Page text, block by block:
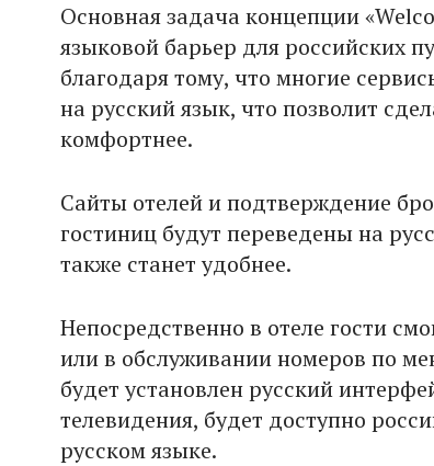
Основная задача концепции
языковой барьер для российских
благодаря тому, что многие
на русский язык, что позволит
комфортнее.
Сайты отелей и подтверждение
гостиниц будут переведены на
также станет удобнее.
Непосредственно в отеле гости
или в обслуживании номеров по
будет установлен русский
телевидения, будет доступно
русском языке.